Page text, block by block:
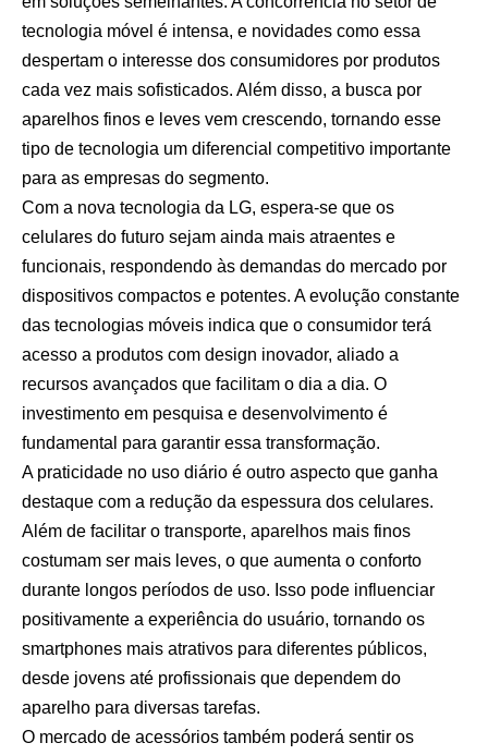
tecnologia móvel é intensa, e novidades como essa
despertam o interesse dos consumidores por produtos
cada vez mais sofisticados. Além disso, a busca por
aparelhos finos e leves vem crescendo, tornando esse
tipo de tecnologia um diferencial competitivo importante
para as empresas do segmento.
Com a nova tecnologia da LG, espera-se que os
celulares do futuro sejam ainda mais atraentes e
funcionais, respondendo às demandas do mercado por
dispositivos compactos e potentes. A evolução constante
das tecnologias móveis indica que o consumidor terá
acesso a produtos com design inovador, aliado a
recursos avançados que facilitam o dia a dia. O
investimento em pesquisa e desenvolvimento é
fundamental para garantir essa transformação.
A praticidade no uso diário é outro aspecto que ganha
destaque com a redução da espessura dos celulares.
Além de facilitar o transporte, aparelhos mais finos
costumam ser mais leves, o que aumenta o conforto
durante longos períodos de uso. Isso pode influenciar
positivamente a experiência do usuário, tornando os
smartphones mais atrativos para diferentes públicos,
desde jovens até profissionais que dependem do
aparelho para diversas tarefas.
O mercado de acessórios também poderá sentir os